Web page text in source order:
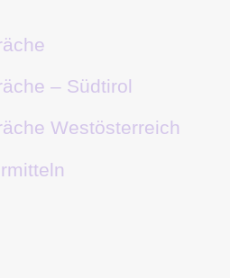
– Südtirol
Westösterreich